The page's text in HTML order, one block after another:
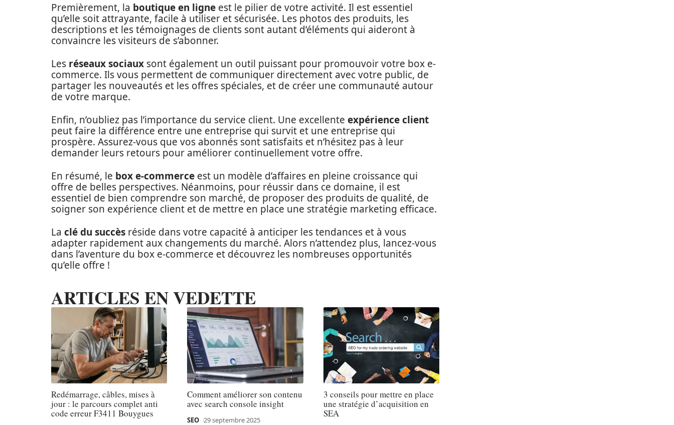
Premièrement, la boutique en ligne est le pilier de votre activité. Il est essentiel
qu’elle soit attrayante, facile à utiliser et sécurisée. Les photos des produits, les
descriptions et les témoignages de clients sont autant d’éléments qui aideront à
convaincre les visiteurs de s’abonner.
Les réseaux sociaux sont également un outil puissant pour promouvoir votre box e-
commerce. Ils vous permettent de communiquer directement avec votre public, de
partager les nouveautés et les offres spéciales, et de créer une communauté autour
de votre marque.
Enfin, n’oubliez pas l’importance du service client. Une excellente expérience client
peut faire la différence entre une entreprise qui survit et une entreprise qui
prospère. Assurez-vous que vos abonnés sont satisfaits et n’hésitez pas à leur
demander leurs retours pour améliorer continuellement votre offre.
En résumé, le box e-commerce est un modèle d’affaires en pleine croissance qui
offre de belles perspectives. Néanmoins, pour réussir dans ce domaine, il est
essentiel de bien comprendre son marché, de proposer des produits de qualité, de
soigner son expérience client et de mettre en place une stratégie marketing efficace.
La clé du succès réside dans votre capacité à anticiper les tendances et à vous
adapter rapidement aux changements du marché. Alors n’attendez plus, lancez-vous
dans l’aventure du box e-commerce et découvrez les nombreuses opportunités
qu’elle offre !
ARTICLES EN VEDETTE
Redémarrage, câbles, mises à
jour : le parcours complet anti
code erreur F3411 Bouygues
Comment améliorer son contenu
avec search console insight
SEO 29 septembre 2025
3 conseils pour mettre en place
une stratégie d’acquisition en
SEA